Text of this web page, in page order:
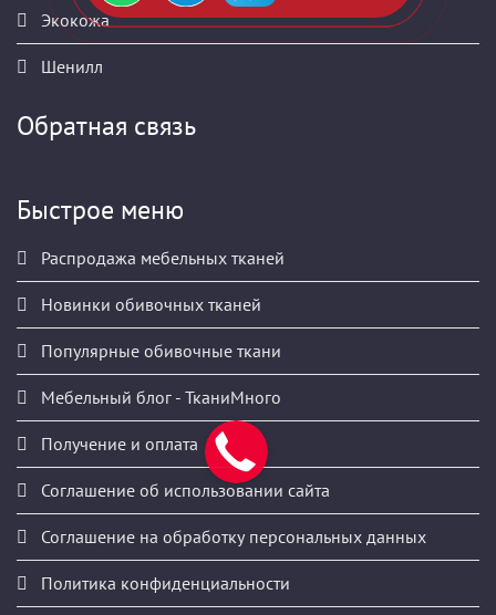
Экокожа
Шенилл
Обратная связь
Быстрое меню
Распродажа мебельных тканей
Новинки обивочных тканей
Популярные обивочные ткани
Мебельный блог - ТканиМного
Получение и оплата
Соглашение об использовании сайта
Соглашение на обработку персональных данных
Политика конфиденциальности